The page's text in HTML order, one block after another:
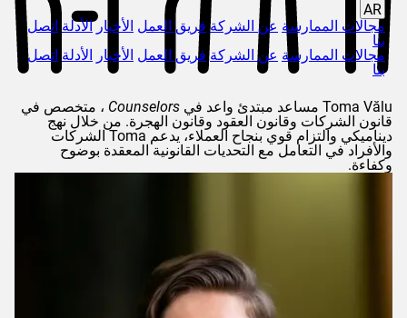
AR
مجالات الممارسة عن الشركة فريق العمل الأخبار الأدلة اتصل
بنا
مجالات الممارسة عن الشركة فريق العمل الأخبار الأدلة اتصل
بنا
Toma Vălu مساعد مبتدئ واعد في Counselors ، متخصص في
قانون الشركات وقانون العقود وقانون الهجرة. من خلال نهج
ديناميكي والتزام قوي بنجاح العملاء، يدعم Tomaالشركات
والأفراد في التعامل مع التحديات القانونية المعقدة بوضوح
وكفاءة.